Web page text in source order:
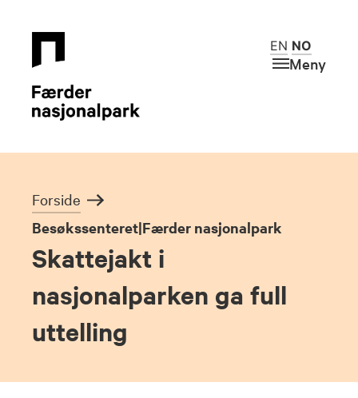
Forside
Besøkssenteret|Færder nasjonalpark
Skattejakt i
nasjonalparken ga full
uttelling
EN NO
Meny